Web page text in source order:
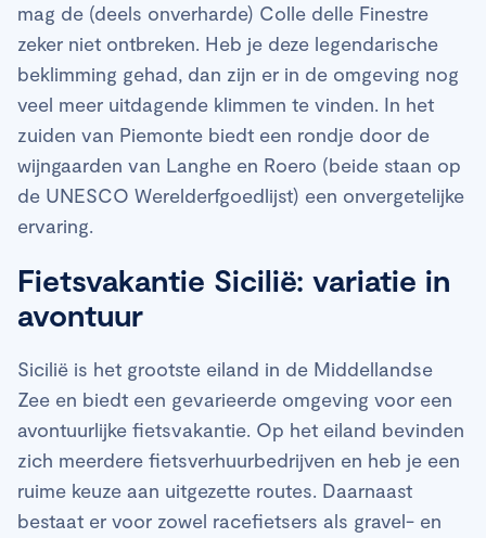
mag de (deels onverharde) Colle delle Finestre
zeker niet ontbreken. Heb je deze legendarische
beklimming gehad, dan zijn er in de omgeving nog
veel meer uitdagende klimmen te vinden. In het
zuiden van Piemonte biedt een rondje door de
wijngaarden van Langhe en Roero (beide staan op
de UNESCO Werelderfgoedlijst) een onvergetelijke
ervaring.
Fietsvakantie Sicilië: variatie in
avontuur
Sicilië is het grootste eiland in de Middellandse
Zee en biedt een gevarieerde omgeving voor een
avontuurlijke fietsvakantie. Op het eiland bevinden
zich meerdere fietsverhuurbedrijven en heb je een
ruime keuze aan uitgezette routes. Daarnaast
bestaat er voor zowel racefietsers als gravel- en